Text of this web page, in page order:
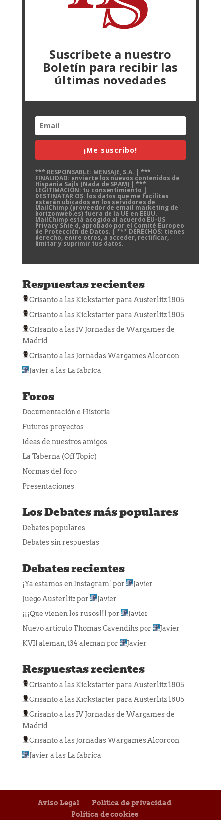
Suscríbete a nuestro
Boletín para recibir las
últimas novedades
¡Me suscribo!
*** RESPONSABLE: MENSAJE, S.A. | ***
FINALIDAD: enviarte los nuevos contenidos de
Hispania Sails (Nada de SPAM) | ***
LEGITIMACIÓN: tu consentimiento |
DESTINATARIOS: los datos que me facilitas
estarán ubicados en los servidores de
MailChimp (proveedor de email marketing de
horizonweb.es) fuera de la UE en EEUU.
MailChimp está acogido al acuerdo EU-US
Privacy Shield, aprobado por el Comité Europeo
de Protección de Datos. | *** DERECHOS: tienes
derecho, entre otros, a acceder, rectificar,
limitar y suprimir tus datos.
Respuestas recientes
Crisantoa las Kickstarter para Austerlitz 1805
Crisantoa las Kickstarter para Austerlitz 1805
Crisantoa las IV Jornadas de Wargames de
Madrid
Crisantoa las Jornadas Wargames Alcorcon
Javier a las La fabrica
Foros
Documentación e Historia
Futuros proyectos
Ideas de nuestros amigos
La Taberna (Off Topic)
Normas del foro
Presentaciones
Los Debates más populares
Debates populares
Debates sin respuestas
Debates recientes
¡Ya estamos en Instagram! por
Javier
Juego Austerlitzpor
Javier
¡¡¡Que vienen los rusos!!! por
Javier
Nuevo articulo Thomas Cavendihspor
Javier
KVII aleman, t34 alemanpor Javier
Respuestas recientes
Crisantoa las Kickstarter para Austerlitz 1805
Crisantoa las Kickstarter para Austerlitz 1805
Crisantoa las IV Jornadas de Wargames de
Madrid
Crisantoa las Jornadas Wargames Alcorcon
Javier a las La fabrica
Aviso Legal
Política de privacidad
Política de cookies